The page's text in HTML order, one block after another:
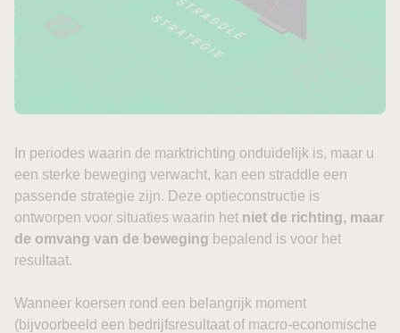
In periodes waarin de marktrichting onduidelijk is, maar u
een sterke beweging verwacht, kan een straddle een
passende strategie zijn. Deze optieconstructie is
ontworpen voor situaties waarin het niet de richting, maar
de omvang van de beweging bepalend is voor het
resultaat.
Wanneer koersen rond een belangrijk moment
(bijvoorbeeld een bedrijfsresultaat of macro-economische